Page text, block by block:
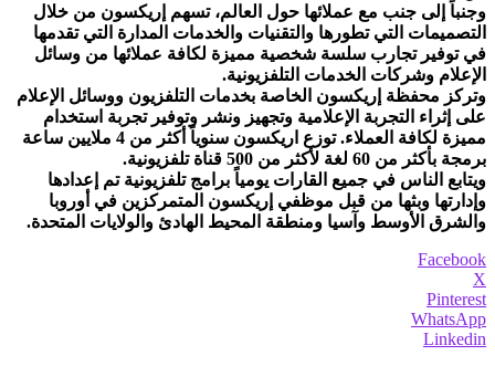
وجنباً إلى جنب مع عملائها حول العالم، تسهم إريكسون من خلال
التصميمات التي تطورها والتقنيات والخدمات المدارة التي تقدمها
في توفير تجارب سلسة شخصية مميزة لكافة عملائها من وسائل
الإعلام وشركات الخدمات التلفزيونية.
وتركز محفظة إريكسون الخاصة بخدمات التلفزيون ووسائل الإعلام
على إثراء التجربة الإعلامية وتجهيز ونشر وتوفير تجربة استخدام
مميزة لكافة العملاء. توزع اريكسون سنوياً أكثر من 4 ملايين ساعة
برمجة بأكثر من 60 لغة لأكثر من 500 قناة تلفزيونية.
ويتابع الناس في جميع القارات يومياً برامج تلفزيونية تم إعدادها
وإدارتها وبثها من قبل موظفي إريكسون المتمركزين في أوروبا
والشرق الأوسط وآسيا ومنطقة المحيط الهادئ والولايات المتحدة.
Facebook
X
Pinterest
WhatsApp
Linkedin